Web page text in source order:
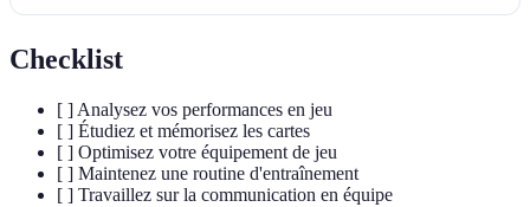
Checklist
[ ] Analysez vos performances en jeu
[ ] Étudiez et mémorisez les cartes
[ ] Optimisez votre équipement de jeu
[ ] Maintenez une routine d'entraînement
[ ] Travaillez sur la communication en équipe